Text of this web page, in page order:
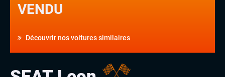
VENDU
Découvrir nos voitures similaires